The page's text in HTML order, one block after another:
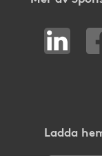
Ladda